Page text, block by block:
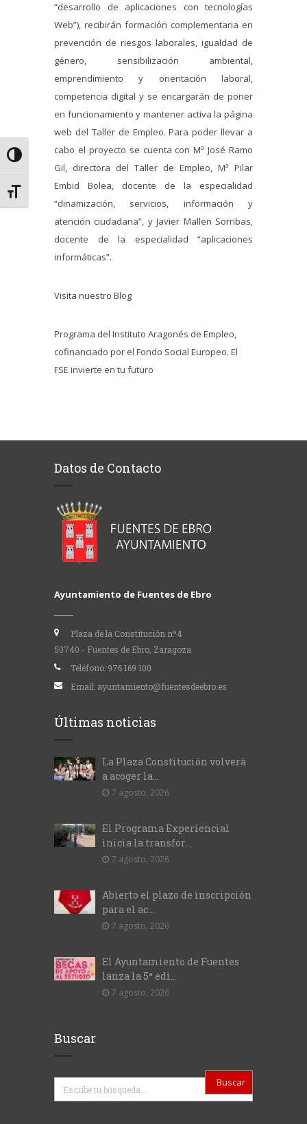
Alternar alto contraste
Alternar tamaño de letra
“desarrollo de aplicaciones con tecnologías
Web”), recibirán formación complementaria en
prevención de riesgos laborales, igualdad de
género, sensibilización ambiental,
emprendimiento y orientación laboral,
competencia digital y se encargarán de poner
en funcionamiento y mantener activa la página
web del Taller de Empleo. Para poder llevar a
cabo el proyecto se cuenta con Mª José Ramo
Gil, directora del Taller de Empleo, Mª Pilar
Embid Bolea, docente de la especialidad
“dinamización, servicios, información y
atención ciudadana”, y Javier Mallen Sorribas,
docente de la especialidad “aplicaciones
informáticas”.
Visita nuestro Blog
Programa del Instituto Aragonés de Empleo,
cofinanciado por el Fondo Social Europeo. El
FSE invierte en tu futuro
Datos de Contacto
Ayuntamiento de Fuentes de Ebro
Plaza de la Constitución nº4
50740 - Fuentes de Ebro, Zaragoza
Teléfono: 976 169 100
Email: ayuntamiento@fuentesdeebro.es
Últimas noticias
La Plaza Constitución volverá
a acoger la...
7 agosto, 2026
El Programa Experiencial
inicia la transfor...
7 agosto, 2026
Abierto el plazo de inscripción
para el ac...
7 agosto, 2026
El Ayuntamiento de Fuentes
lanza la 5ª edi...
7 agosto, 2026
Buscar
Buscar